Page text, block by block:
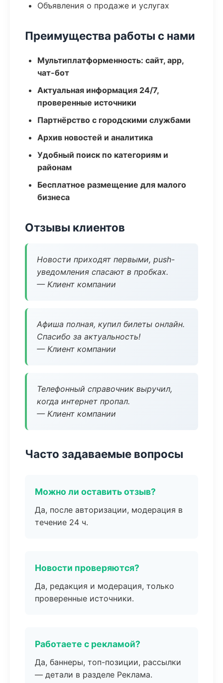
Объявления о продаже и услугах
Преимущества работы с нами
Мультиплатформенность: сайт, app,
чат-бот
Актуальная информация 24/7,
проверенные источники
Партнёрство с городскими службами
Архив новостей и аналитика
Удобный поиск по категориям и
районам
Бесплатное размещение для малого
бизнеса
Отзывы клиентов
Новости приходят первыми, push-
уведомления спасают в пробках.
— Клиент компании
Афиша полная, купил билеты онлайн.
Спасибо за актуальность!
— Клиент компании
Телефонный справочник выручил,
когда интернет пропал.
— Клиент компании
Часто задаваемые вопросы
Можно ли оставить отзыв?
Да, после авторизации, модерация в
течение 24 ч.
Новости проверяются?
Да, редакция и модерация, только
проверенные источники.
Работаете с рекламой?
Да, баннеры, топ-позиции, рассылки
— детали в разделе Реклама.